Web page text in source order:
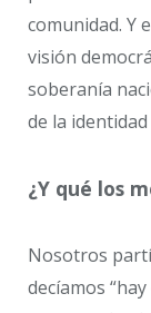
comunidad. Y
visión
soberanía
de la
¿Y qué los
Nosotros
decíamos